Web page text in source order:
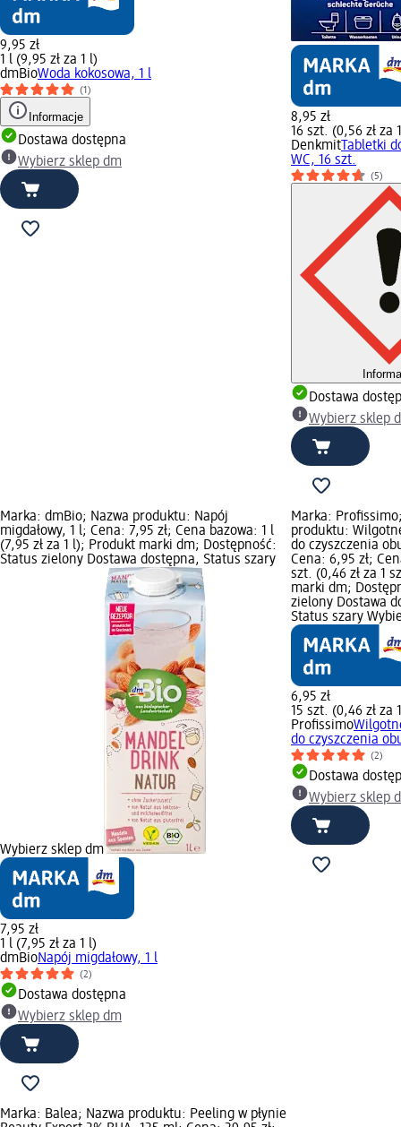
9,95 zł
1 l (9,95 zł za 1 l)
dmBioWoda kokosowa, 1 l
(1)
Informacje
Dostawa dostępna
Wybierz sklep dm
8,95 zł
16 szt. (0,56 zł za
Denkmit Tabletki
WC, 16 szt.
(5)
Dostawa
Wybierz sklep
Marka: dmBio; Nazwa produktu: Napój
migdałowy, 1 l; Cena: 7,95 zł; Cena bazowa: 1 l
(7,95 zł za 1 l); Produkt marki dm; Dostępność:
Status zielony Dostawa dostępna, Status szary
Wybierz sklep dm
7,95 zł
1 l (7,95 zł za 1 l)
dmBioNapój migdałowy, 1 l
(2)
Dostawa dostępna
Wybierz sklep dm
Marka:
produktu:
do czyszczenia
Cena: 6,95 zł;
szt. (0,46 zł za 1
marki dm;
zielony Dostawa
Status szary
6,95 zł
15 szt. (0,46 zł za
Profissimo
do czyszczenia
(2)
Dostawa
Wybierz sklep
Marka: Balea; Nazwa produktu: Peeling w płynie